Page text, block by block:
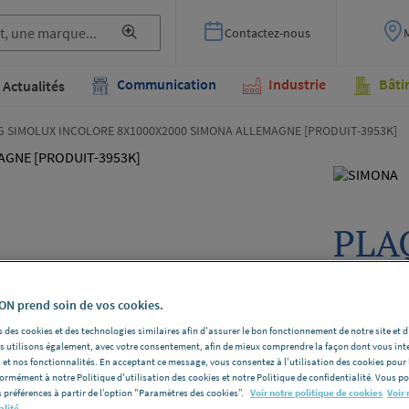
Contactez-nous
Actualités Communication Industrie
SIMOLUX INCOLORE 8X1000X2000 SIMONA ALLEMAGNE [PRODUIT-3953K]
SIMONA
prend soin de vos cookies.
des cookies et des technologies similaires afin d'assurer le bon fonctionnement de notre site et
utilisons également, avec votre consentement, afin de mieux comprendre la façon dont vous
nos fonctionnalités. En acceptant ce message, vous consentez à l’utilisation des cookies pour
à notre Politique d'utilisation des cookies et notre Politique de confidentialité. Vous
à partir de l’option "Paramètres des cookies”. Voir notre politique de cookies Voir